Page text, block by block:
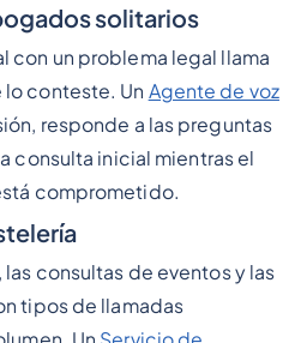
solitarios
con un problema legal llama
conteste. Un Agente de voz
responde a las preguntas
consulta inicial mientras el
comprometido.
consultas de eventos y las
tipos de llamadas